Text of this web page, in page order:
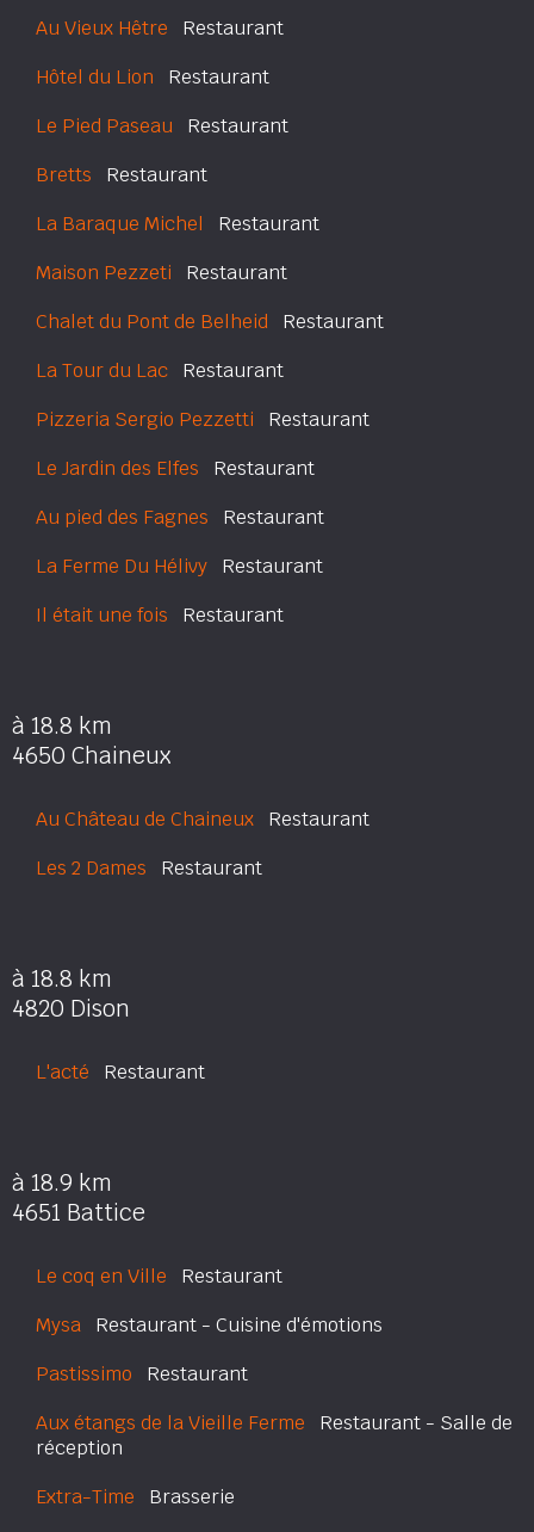
Au Vieux Hêtre Restaurant
Hôtel du Lion Restaurant
Le Pied Paseau Restaurant
Bretts Restaurant
La Baraque Michel Restaurant
Maison Pezzeti Restaurant
Chalet du Pont de Belheid Restaurant
La Tour du Lac Restaurant
Pizzeria Sergio Pezzetti Restaurant
Le Jardin des Elfes Restaurant
Au pied des Fagnes Restaurant
La Ferme Du Hélivy Restaurant
Il était une fois Restaurant
à 18.8 km
4650 Chaineux
Au Château de Chaineux Restaurant
Les 2 Dames Restaurant
à 18.8 km
4820 Dison
L'acté Restaurant
à 18.9 km
4651 Battice
Le coq en Ville Restaurant
Mysa Restaurant - Cuisine d'émotions
Pastissimo Restaurant
Aux étangs de la Vieille Ferme Restaurant - Salle de
réception
Extra-Time Brasserie